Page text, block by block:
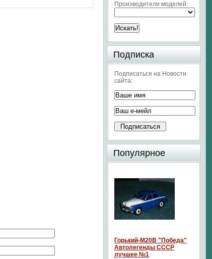
Производители моделей:
Подписка
Подписаться на Новости
сайта:
Популярное
Горький-М20В "Победа"
Автолегенды СССР
лучшее №1